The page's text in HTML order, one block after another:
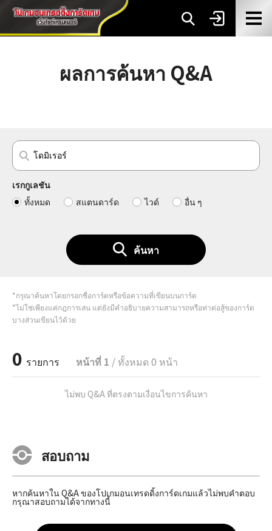
ผลการค้นหา Q&A
เรกกูเลชัน
ทั้งหมด
สแตนดาร์ด ไวด์ อื่น ๆ
ค้นหา
*กรุณาค้นหาโดยกรอกชื่อการ์ดหรือข้อความที่เขียนบนการ์ด
*ไม่ใช่เพียงแค่กฎการเล่น แต่ยังมีคำอธิบายความสามารถหรือท่าต่อสู้ของการ์ด
บางส่วนเขียนไว้ด้วย
0 รายการ หน้าที่ 1 / ทั้งหมด 0 หน้า
ไม่พบ Q&A ที่ตรงตามเงื่อนไขการค้นหา
สอบถาม
หากค้นหาใน Q&A ของโปเกมอนเทรดดิ้งการ์ดเกมแล้วไม่พบคำตอบ
กรุณาสอบถามได้จากทางนี้